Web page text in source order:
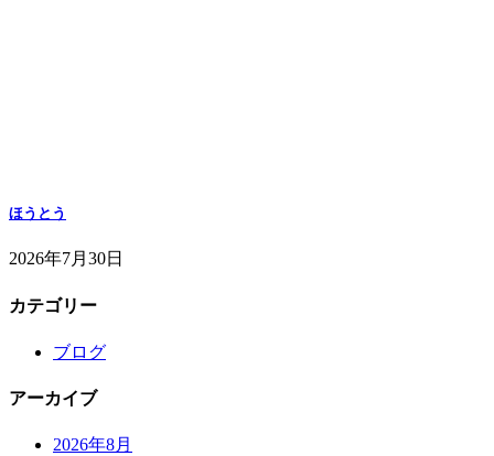
ほうとう
2026年7月30日
カテゴリー
ブログ
アーカイブ
2026年8月